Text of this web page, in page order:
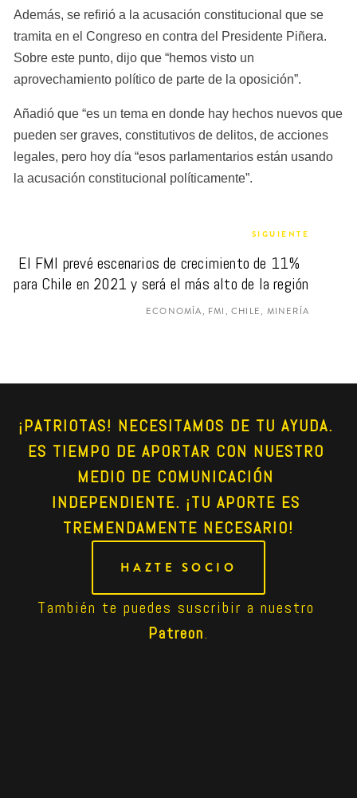
Además, se refirió a la acusación constitucional que se
tramita en el Congreso en contra del Presidente Piñera.
Sobre este punto, dijo que “hemos visto un
aprovechamiento político de parte de la oposición”.
Añadió que “es un tema en donde hay hechos nuevos que
pueden ser graves, constitutivos de delitos, de acciones
legales, pero hoy día “esos parlamentarios están usando
la acusación constitucional políticamente”.
SIGUIENTE
El FMI prevé escenarios de crecimiento de 11%
para Chile en 2021 y será el más alto de la región
ECONOMÍA, FMI, CHILE, MINERÍA
¡PATRIOTAS! NECESITAMOS DE TU AYUDA.
ES TIEMPO DE APORTAR CON NUESTRO
MEDIO DE COMUNICACIÓN
INDEPENDIENTE. ¡TU APORTE ES
TREMENDAMENTE NECESARIO!
HAZTE SOCIO
Patreon.